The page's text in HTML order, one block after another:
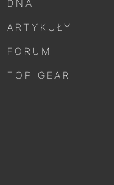
DNA
ARTYKUŁY
FORUM
TOP GEAR